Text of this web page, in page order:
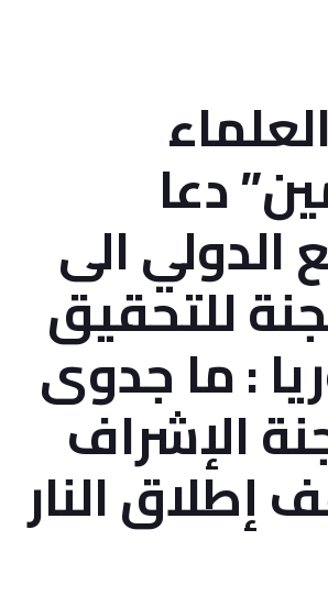
دعا
الدولي الى
للتحقيق
: ما جدوى
الإشراف
إطلاق النار